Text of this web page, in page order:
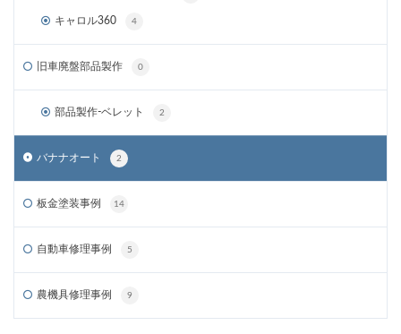
キャロル360 4
旧車廃盤部品製作 0
部品製作-ベレット 2
バナナオート 2
板金塗装事例 14
自動車修理事例 5
農機具修理事例 9